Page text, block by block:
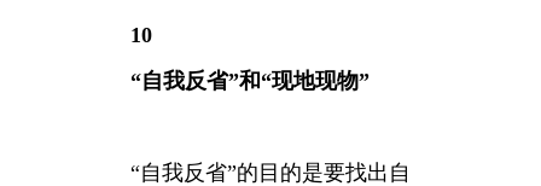
10
“自我反省”和“现地现物”
“自我反省”的目的是要找出自